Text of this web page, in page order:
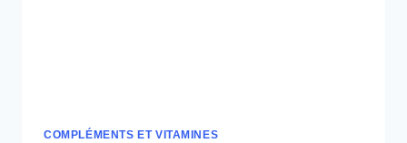
COMPLÉMENTS ET VITAMINES